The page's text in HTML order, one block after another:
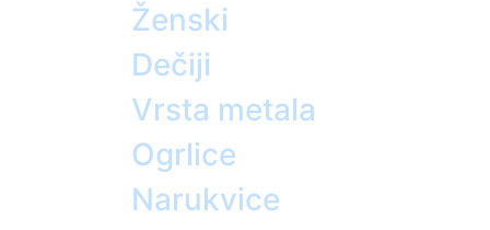
Ženski
Dečiji
Vrsta metala
Ogrlice
Narukvice